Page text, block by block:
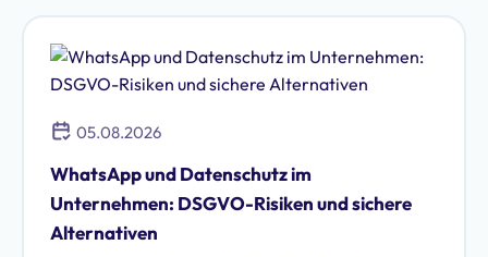
05.08.2026
WhatsApp und Datenschutz im
Unternehmen: DSGVO-Risiken und sichere
Alternativen